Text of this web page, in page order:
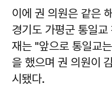
이에 권 의원은 같은
경기도 가평군 통일
재는 "앞으로 통일교
을 했으며 권 의원이
시됐다.